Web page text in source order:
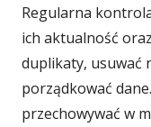
Regularna
ich aktualność
duplikaty, usuwać
porządkować
przechowywać w